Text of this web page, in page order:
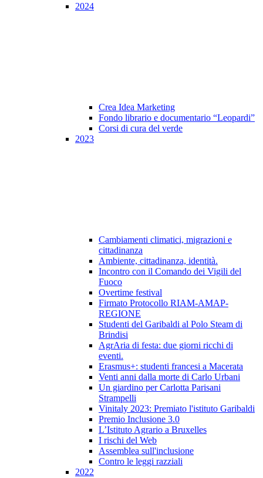
2024
Crea Idea Marketing
Fondo librario e documentario “Leopardi”
Corsi di cura del verde
2023
Cambiamenti climatici, migrazioni e
cittadinanza
Ambiente, cittadinanza, identità.
Incontro con il Comando dei Vigili del
Fuoco
Overtime festival
Firmato Protocollo RIAM-AMAP-
REGIONE
Studenti del Garibaldi al Polo Steam di
Brindisi
AgrAria di festa: due giorni ricchi di
eventi.
Erasmus+: studenti francesi a Macerata
Venti anni dalla morte di Carlo Urbani
Un giardino per Carlotta Parisani
Strampelli
Vinitaly 2023: Premiato l'istituto Garibaldi
Premio Inclusione 3.0
L’Istituto Agrario a Bruxelles
I rischi del Web
Assemblea sull'inclusione
Contro le leggi razziali
2022